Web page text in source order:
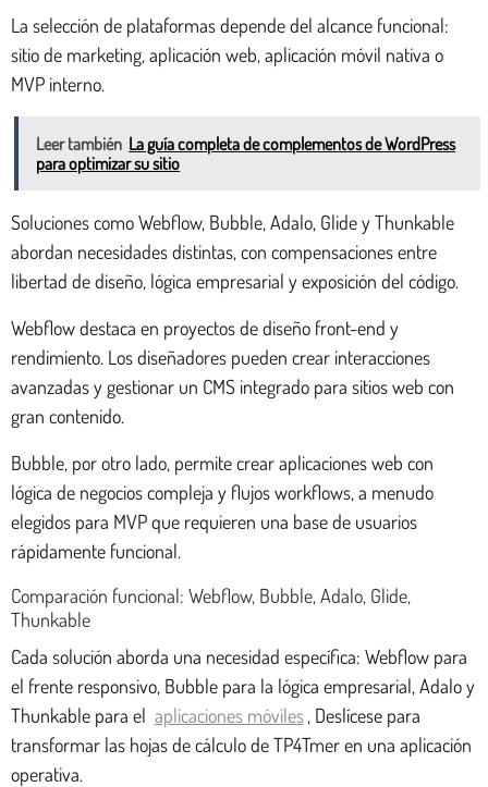
La selección de plataformas depende del alcance funcional:
sitio de marketing, aplicación web, aplicación móvil nativa o
MVP interno.
Leer también La guía completa de complementos de WordPress
para optimizar su sitio
Soluciones como Webflow, Bubble, Adalo, Glide y Thunkable
abordan necesidades distintas, con compensaciones entre
libertad de diseño, lógica empresarial y exposición del código.
Webflow destaca en proyectos de diseño front-end y
rendimiento. Los diseñadores pueden crear interacciones
avanzadas y gestionar un CMS integrado para sitios web con
gran contenido.
Bubble, por otro lado, permite crear aplicaciones web con
lógica de negocios compleja y flujos workflows, a menudo
elegidos para MVP que requieren una base de usuarios
rápidamente funcional.
Comparación funcional: Webflow, Bubble, Adalo, Glide,
Thunkable
Cada solución aborda una necesidad específica: Webflow para
el frente responsivo, Bubble para la lógica empresarial, Adalo y
Thunkable para el aplicaciones móviles , Deslícese para
transformar las hojas de cálculo de TP4Tmer en una aplicación
operativa.